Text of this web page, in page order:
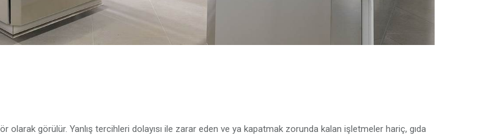
görülür. Yanlış tercihleri dolayısı ile zarar eden ve ya kapatmak zorunda kalan işletmeler hariç, gıda